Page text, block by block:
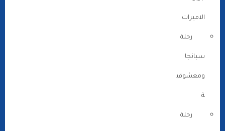
الاميرات
رحلة
سبانجا
ومعشوقي
ة
رحلة